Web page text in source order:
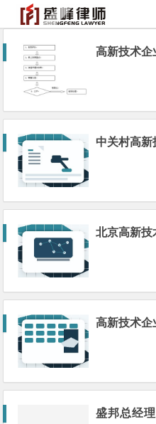
高新技术企
中关村高新
北京高新技
高新技术企
盛邦总经